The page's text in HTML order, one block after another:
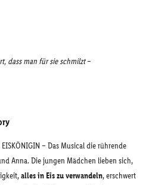
dass man für sie schmilzt–
– Das Musical die rührende
Anna. Die jungen Mädchen lieben sich,
alles in Eis zu verwandeln, erschwert